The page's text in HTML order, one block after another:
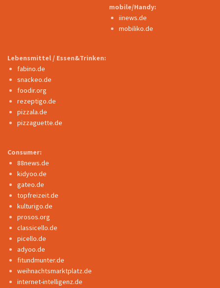
mobile/Handy:
iinews.de
mobiliko.de
Lebensmittel / Essen&Trinken:
fabino.de
snackeo.de
foodir.org
rezeptigo.de
pizzala.de
pizzaguette.de
Consumer:
88news.de
kidyoo.de
gateo.de
topfreizeit.de
kulturigo.de
prosos.org
classicello.de
picello.de
adyoo.de
fitundmunter.de
weihnachtsmarktplatz.de
internet-intelligenz.de